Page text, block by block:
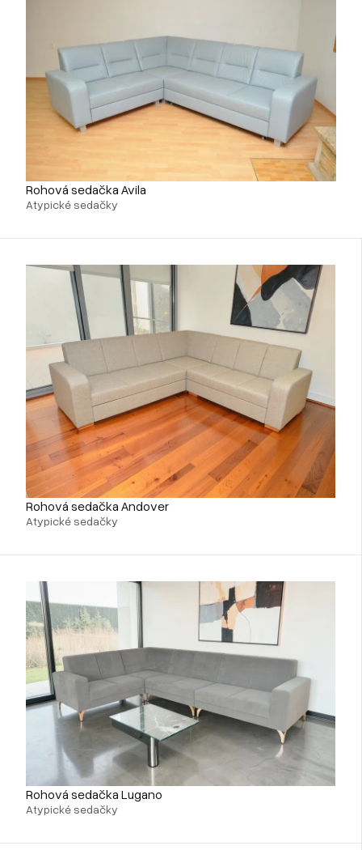
Rohová sedačka Avila
Atypické sedačky
Rohová sedačka Andover
Atypické sedačky
Rohová sedačka Lugano
Atypické sedačky